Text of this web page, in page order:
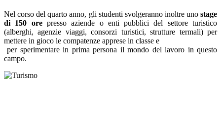
Nel corso del quarto anno, gli studenti svolgeranno inoltre uno stage
di 150 orepresso aziende o enti pubblici del settore turistico
(alberghi, agenzie viaggi, consorzi turistici, strutture termali) per
mettere in gioco le compatenze apprese in classe e
per sperimentare in prima persona il mondo del lavoro in questo
campo.